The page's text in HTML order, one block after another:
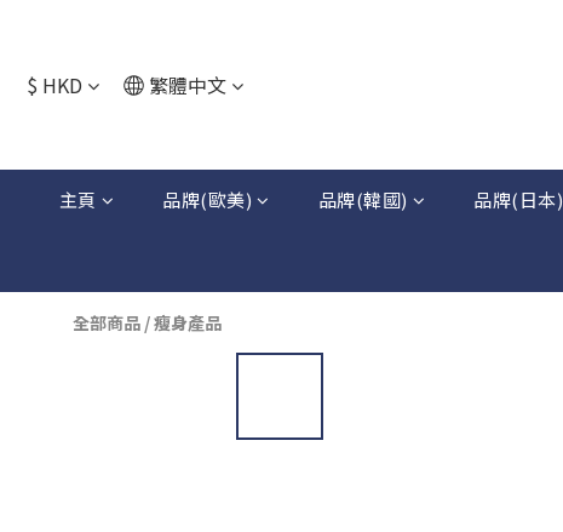
$ HKD 繁體中文
主頁 品牌(歐美) 品牌(韓國) 品牌(日本)
全部商品 /瘦身產品